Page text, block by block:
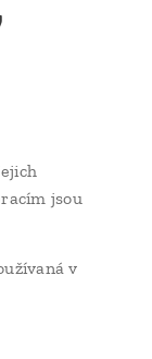
jsou
v